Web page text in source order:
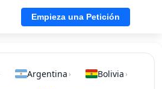
Empieza una Petición
Argentina › Bolivia ›